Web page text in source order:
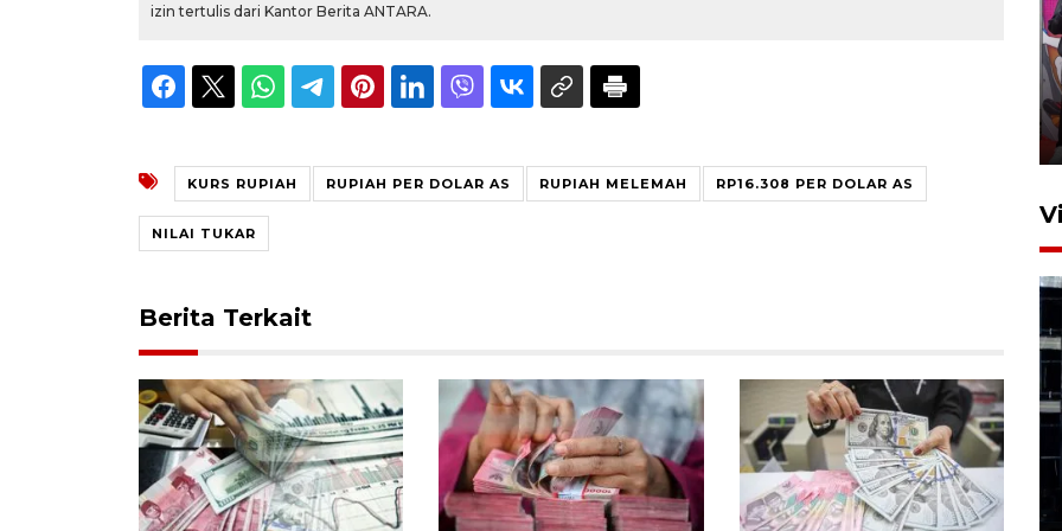
izin tertulis dari Kantor Berita ANTARA.
KURS RUPIAH RUPIAH PER DOLAR AS RUPIAH MELEMAH RP16.308 PER DOLAR AS
NILAI TUKAR
Berita Terkait
Feature - Kalsel Merangkul
Anak Putus Sekolah Lewat
Pendidikan Kesetaraan
Bagian 1
30 Juli 2026 17:51